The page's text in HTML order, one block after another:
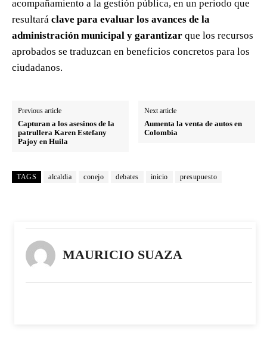
acompañamiento a la gestión pública, en un periodo que
resultará clave para evaluar los avances de la
administración municipal y garantizar que los recursos
aprobados se traduzcan en beneficios concretos para los
ciudadanos.
Previous article
Capturan a los asesinos de la
patrullera Karen Estefany
Pajoy en Huila
Next article
Aumenta la venta de autos en
Colombia
TAGS alcaldia conejo debates inicio presupuesto
MAURICIO SUAZA